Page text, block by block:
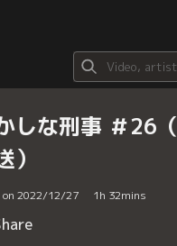
しな刑事 ＃
）
on 2022/12/27 1h 32mins